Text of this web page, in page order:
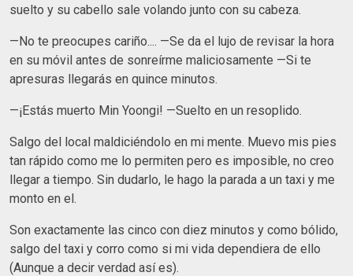
suelto y su cabello sale volando junto con su cabeza.
—No te preocupes cariño.... —Se da el lujo de revisar la hora
en su móvil antes de sonreírme maliciosamente —Si te
apresuras llegarás en quince minutos.
—¡Estás muerto Min Yoongi! —Suelto en un resoplido.
Salgo del local maldiciéndolo en mi mente. Muevo mis pies
tan rápido como me lo permiten pero es imposible, no creo
llegar a tiempo. Sin dudarlo, le hago la parada a un taxi y me
monto en el.
Son exactamente las cinco con diez minutos y como bólido,
salgo del taxi y corro como si mi vida dependiera de ello
(Aunque a decir verdad así es).